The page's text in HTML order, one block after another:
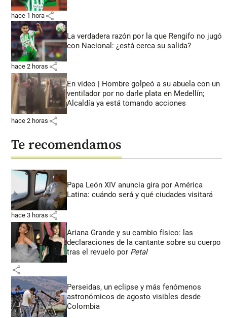
hace 1 hora share
La verdadera razón por la que Rengifo no jugó
con Nacional: ¿está cerca su salida?
hace 2 horas share
En video | Hombre golpeó a su abuela con un
ventilador por no darle plata en Medellín;
Alcaldía ya está tomando acciones
hace 2 horas share
Te recomendamos
Papa León XIV anuncia gira por América
Latina: cuándo será y qué ciudades visitará
hace 3 horas share
Ariana Grande y su cambio físico: las
declaraciones de la cantante sobre su cuerpo
tras el revuelo por Petal
share
Perseidas, un eclipse y más fenómenos
astronómicos de agosto visibles desde
Colombia